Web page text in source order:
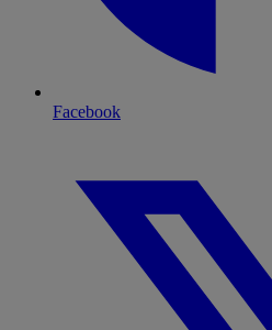
Facebook